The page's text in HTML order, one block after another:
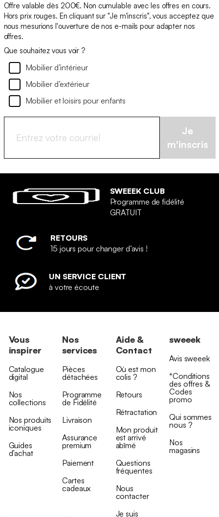
Offre valable dès 200€. Non cumulable avec les offres en cours.
Hors prix rouges. En cliquant sur "Je m'inscris", vous acceptez que
nous mesurions l'ouverture de nos e-mails pour adapter nos
offres.
Que souhaitez vous voir ?
Mobilier d’intérieur
Mobilier d’extérieur
Mobilier et loisirs pour enfants
Je
m'inscris
SWEEEK CLUB
Programme de fidélité
GRATUIT
RETOURS
15 jours pour changer d’avis !
UN SERVICE CLIENT
à votre écoute
Vous
inspirer
Catalogue
digital
Nos
collections
Nos produits
iconiques
Guides
d’achat
Nos
services
Pièces
détachées
Programme
de Fidélité
Livraison
Assurance
premium
Paiement
Cartes
cadeaux
Aide &
Contact
Où est mon
colis ?
Retours
Rétractation
Mon produit
est arrivé
abîmé
Questions
fréquentes
Nous
contacter
Je suis
sweeek
Avis sweeek
*Conditions
des offres &
Codes
promo
Qui sommes
nous ?
Nos
magasins